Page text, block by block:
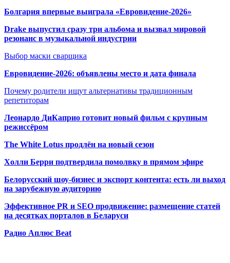
Болгария впервые выиграла «Евровидение-2026»
Drake выпустил сразу три альбома и вызвал мировой
резонанс в музыкальной индустрии
Выбор маски сварщика
Евровидение-2026: объявлены место и дата финала
Почему родители ищут альтернативы традиционным
репетиторам
Леонардо ДиКаприо готовит новый фильм с крупным
режиссёром
The White Lotus продлён на новый сезон
Холли Берри подтвердила помолвку в прямом эфире
Белорусский шоу-бизнес и экспорт контента: есть ли выход
на зарубежную аудиторию
Эффективное PR и SEO продвижение: размещение статей
на десятках порталов в Беларуси
Радио Аплюс Beat